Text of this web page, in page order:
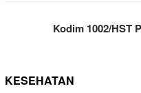
Kodim 1002/HST
KESEHATAN